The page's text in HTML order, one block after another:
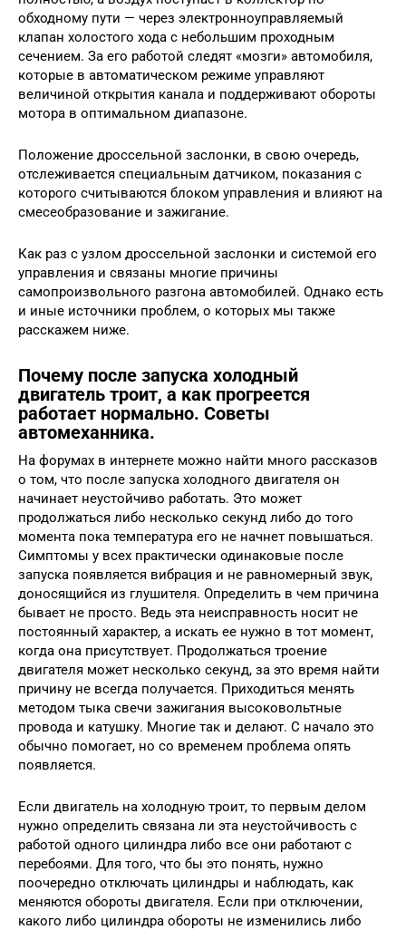
обходному пути — через электронноуправляемый
клапан холостого хода с небольшим проходным
сечением. За его работой следят «мозги» автомобиля,
которые в автоматическом режиме управляют
величиной открытия канала и поддерживают обороты
мотора в оптимальном диапазоне.
Положение дроссельной заслонки, в свою очередь,
отслеживается специальным датчиком, показания с
которого считываются блоком управления и влияют на
смесеобразование и зажигание.
Как раз с узлом дроссельной заслонки и системой его
управления и связаны многие причины
самопроизвольного разгона автомобилей. Однако есть
и иные источники проблем, о которых мы также
расскажем ниже.
Почему после запуска холодный
двигатель троит, а как прогреется
работает нормально. Советы
автомеханника.
На форумах в интернете можно найти много рассказов
о том, что после запуска холодного двигателя он
начинает неустойчиво работать. Это может
продолжаться либо несколько секунд либо до того
момента пока температура его не начнет повышаться.
Симптомы у всех практически одинаковые после
запуска появляется вибрация и не равномерный звук,
доносящийся из глушителя. Определить в чем причина
бывает не просто. Ведь эта неисправность носит не
постоянный характер, а искать ее нужно в тот момент,
когда она присутствует. Продолжаться троение
двигателя может несколько секунд, за это время найти
причину не всегда получается. Приходиться менять
методом тыка свечи зажигания высоковольтные
провода и катушку. Многие так и делают. С начало это
обычно помогает, но со временем проблема опять
появляется.
Если двигатель на холодную троит, то первым делом
нужно определить связана ли эта неустойчивость с
работой одного цилиндра либо все они работают с
перебоями. Для того, что бы это понять, нужно
поочередно отключать цилиндры и наблюдать, как
меняются обороты двигателя. Если при отключении,
какого либо цилиндра обороты не изменились либо